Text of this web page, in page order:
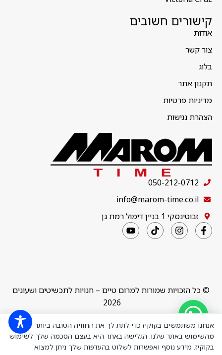
קישורים חשובים
אודות
צור קשר
בלוג
תקנון אתר
מדיניות פרטיות
הצהרת נגישות
050-212-0712
info@marom-time.co.il
זבוטינסקי 1 בניין דימול רמת גן
© כל הזכויות שמורות למרום טיים – חנויות לתכשיטים ושעונים
2026
Design & Code bythebuildup
אנחנו משתמשים בקוקיז כדי לתת לך את החוויה הטובה ביותר
מהשימוש באתר שלנו. הגלישה באתר היא בעצם הסכמה שלך לשימוש
בקוקיז. מידע נוסף ואפשרות לשלוט בהעדפות שלך ניתן למצוא